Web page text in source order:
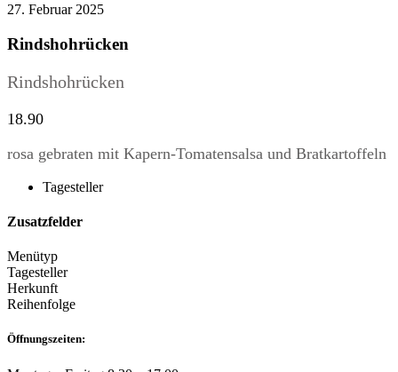
27. Februar 2025
Rindshohrücken
Rindshohrücken
18.90
rosa gebraten mit Kapern-Tomatensalsa und Bratkartoffeln
Tagesteller
Zusatzfelder
Menütyp
Tagesteller
Herkunft
Reihenfolge
Öffnungszeiten: